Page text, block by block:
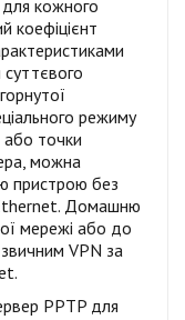
кожного
коефіцієнт
режиму
або точки
можна
пристрою без
Домашню
мережі або до
VPN за
PPTP для